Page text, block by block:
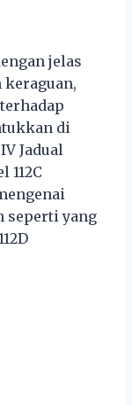
jelas
keraguan,
di
Jadual
112C
seperti yang